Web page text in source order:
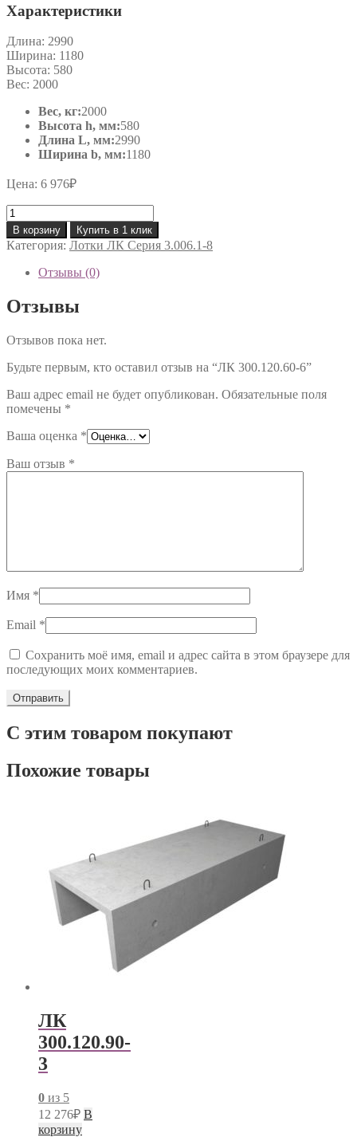
Характеристики
Длина: 2990
Ширина: 1180
Высота: 580
Вес: 2000
Вес, кг:2000
Высота h, мм:580
Длина L, мм:2990
Ширина b, мм:1180
Цена: 6 976₽
Количество
товара
ЛК
300.120.60-
В корзину Купить в 1 клик
Категория: Лотки ЛК Серия 3.006.1-8
Отзывы (0)
Отзывы
Отзывов пока нет.
Будьте первым, кто оставил отзыв на “ЛК 300.120.60-6”
Ваш адрес email не будет опубликован. Обязательные поля
помечены *
Ваша оценка *
Ваш отзыв *
Имя *
Email *
Сохранить моё имя, email и адрес сайта в этом браузере для
последующих моих комментариев.
С этим товаром покупают
Похожие товары
ЛК
300.120.90-
3
0 из 5
12 276₽ В
корзину